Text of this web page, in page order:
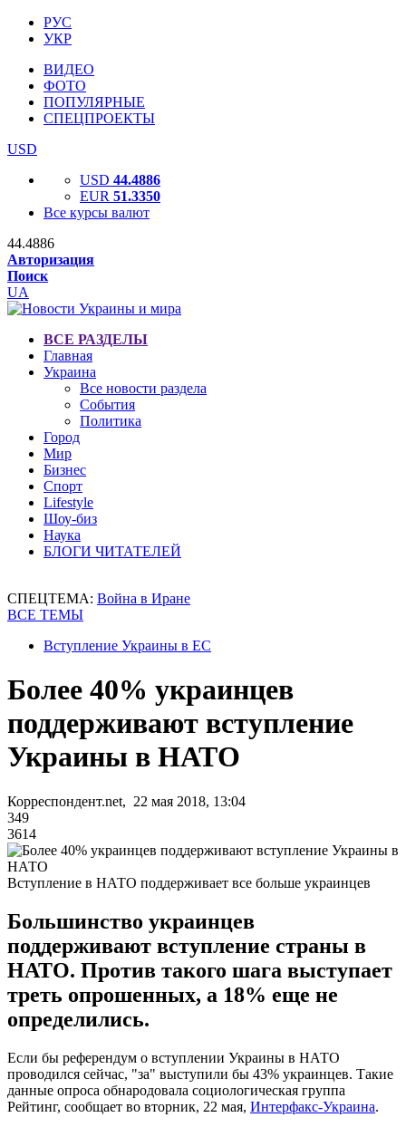
РУС
УКР
ВИДЕО
ФОТО
ПОПУЛЯРНЫЕ
СПЕЦПРОЕКТЫ
USD
USD 44.4886
EUR 51.3350
Все курсы валют
44.4886
Авторизация
Поиск
UA
ВСЕ РАЗДЕЛЫ
Главная
Украина
Все новости раздела
События
Политика
Город
Мир
Бизнес
Спорт
Lifestyle
Шоу-биз
Наука
БЛОГИ ЧИТАТЕЛЕЙ
СПЕЦТЕМА: Война в Иране
ВСЕ ТЕМЫ
Вступление Украины в ЕС
Более 40% украинцев
поддерживают вступление
Украины в НАТО
Корреспондент.net, 22 мая 2018, 13:04
349
3614
Вступление в НАТО поддерживает все больше украинцев
Большинство украинцев
поддерживают вступление страны в
НАТО. Против такого шага выступает
треть опрошенных, а 18% еще не
определились.
Если бы референдум о вступлении Украины в НАТО
проводился сейчас, "за" выступили бы 43% украинцев. Такие
данные опроса обнародовала социологическая группа
Рейтинг, сообщает во вторник, 22 мая, Интерфакс-Украина.